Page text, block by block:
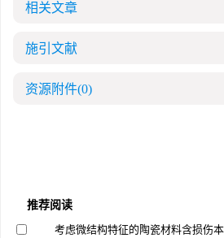
相关文章
施引文献
资源附件(0)
推荐阅读
考虑微结构特征的陶瓷材料含损伤